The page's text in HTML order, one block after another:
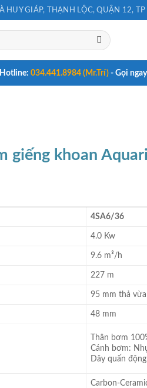
HUY GIÁP, THẠNH LỘC, QUẬN 12,
Hotline: 034.441.8984 (Mr.Trí) - Gọi
giếng khoan
4SA6/36
4.0 Kw
9.6 m³/h
227 m
95 mm thả
48 mm
Thân bơm
Cánh bơm:
Dây quấn
Carbon-